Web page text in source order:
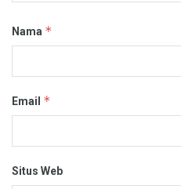
Nama *
Email *
Situs Web